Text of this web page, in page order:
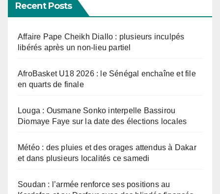
Recent Posts
Affaire Pape Cheikh Diallo : plusieurs inculpés
libérés après un non-lieu partiel
AfroBasket U18 2026 : le Sénégal enchaîne et file
en quarts de finale
Louga : Ousmane Sonko interpelle Bassirou
Diomaye Faye sur la date des élections locales
Météo : des pluies et des orages attendus à Dakar
et dans plusieurs localités ce samedi
Soudan : l’armée renforce ses positions au